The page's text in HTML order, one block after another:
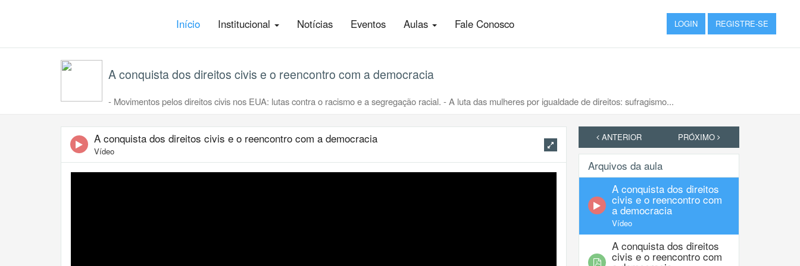
Início Institucional Notícias Eventos Aulas Fale Conosco LOGIN REGISTRE-SE
A conquista dos direitos civis e o reencontro com a democracia
- Movimentos pelos direitos civis nos EUA: lutas contra o racismo e a segregação racial. - A luta das mulheres por igualdade de direitos: sufragismo...
A conquista dos direitos civis e o reencontro com a democracia
Vídeo
ANTERIOR PRÓXIMO
Arquivos da aula
A conquista dos direitos
civis e o reencontro com
a democracia
Vídeo
A conquista dos direitos
civis e o reencontro com